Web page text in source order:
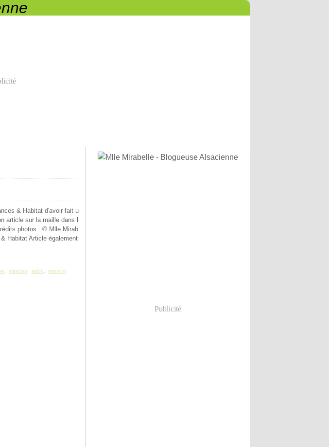
& Habitat d'avoir fait u
article sur la maille dans l
photos : © Mlle Mirab
Habitat Article également
alsacien salon
made in
Publicité